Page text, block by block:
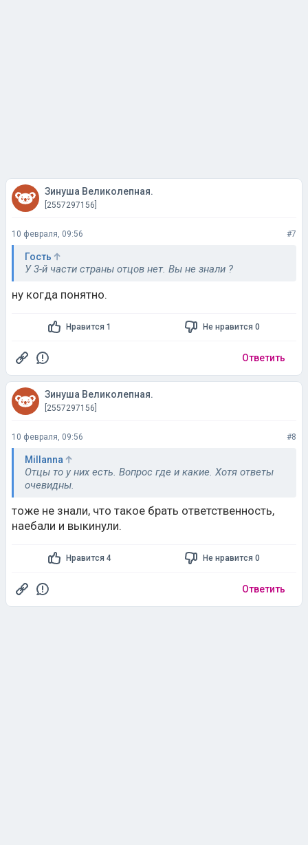
Зинуша Великолепная.
[2557297156]
10 февраля, 09:56 #7
Гость
У 3-й части страны отцов нет. Вы не знали ?
ну когда понятно.
Нравится 1 Не нравится 0
Ответить
Зинуша Великолепная.
[2557297156]
10 февраля, 09:56 #8
Millanna
Отцы то у них есть. Вопрос где и какие. Хотя ответы
очевидны.
тоже не знали, что такое брать ответственность,
нaeбaли и выкинули.
Нравится 4 Не нравится 0
Ответить